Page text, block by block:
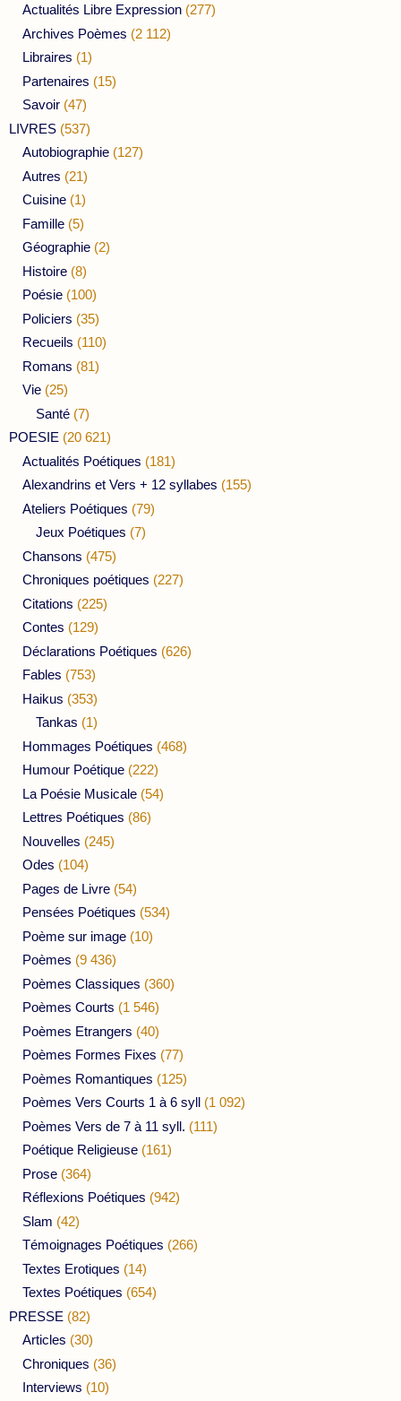
Actualités Libre Expression (277)
Archives Poèmes (2 112)
Libraires (1)
Partenaires (15)
Savoir (47)
LIVRES (537)
Autobiographie (127)
Autres (21)
Cuisine (1)
Famille (5)
Géographie (2)
Histoire (8)
Poésie (100)
Policiers (35)
Recueils (110)
Romans (81)
Vie (25)
Santé (7)
POESIE (20 621)
Actualités Poétiques (181)
Alexandrins et Vers + 12 syllabes (155)
Ateliers Poétiques (79)
Jeux Poétiques (7)
Chansons (475)
Chroniques poétiques (227)
Citations (225)
Contes (129)
Déclarations Poétiques (626)
Fables (753)
Haikus (353)
Tankas (1)
Hommages Poétiques (468)
Humour Poétique (222)
La Poésie Musicale (54)
Lettres Poétiques (86)
Nouvelles (245)
Odes (104)
Pages de Livre (54)
Pensées Poétiques (534)
Poème sur image (10)
Poèmes (9 436)
Poèmes Classiques (360)
Poèmes Courts (1 546)
Poèmes Etrangers (40)
Poèmes Formes Fixes (77)
Poèmes Romantiques (125)
Poèmes Vers Courts 1 à 6 syll (1 092)
Poèmes Vers de 7 à 11 syll. (111)
Poétique Religieuse (161)
Prose (364)
Réflexions Poétiques (942)
Slam (42)
Témoignages Poétiques (266)
Textes Erotiques (14)
Textes Poétiques (654)
PRESSE (82)
Articles (30)
Chroniques (36)
Interviews (10)